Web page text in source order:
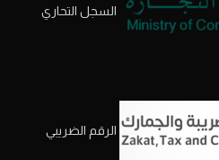
السجل التحاري
الرقم الضريبي